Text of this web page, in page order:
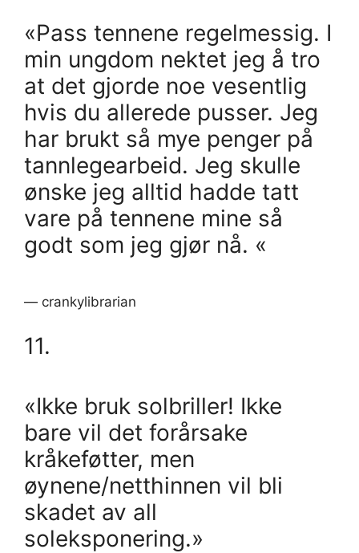
«Pass tennene regelmessig. I
min ungdom nektet jeg å tro
at det gjorde noe vesentlig
hvis du allerede pusser. Jeg
har brukt så mye penger på
tannlegearbeid. Jeg skulle
ønske jeg alltid hadde tatt
vare på tennene mine så
godt som jeg gjør nå. «
— crankylibrarian
11.
«Ikke bruk solbriller! Ikke
bare vil det forårsake
kråkeføtter, men
øynene/netthinnen vil bli
skadet av all
soleksponering.»